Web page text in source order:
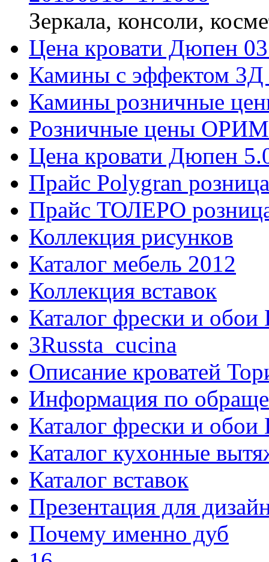
Зеркала, консоли,
Цена кровати Дюпен
Камины с эффектом 3Д
Камины розничные
Розничные цены
Цена кровати Дюпен
Прайс Polygran
Прайс ТОЛЕРО
Коллекция рисунков
Каталог мебель 2012
Коллекция вставок
Каталог фрески и
3Russta_cucina
Описание кроватей
Информация по
Каталог фрески и
Каталог кухонные
Каталог вставок
Презентация для
Почему именно дуб